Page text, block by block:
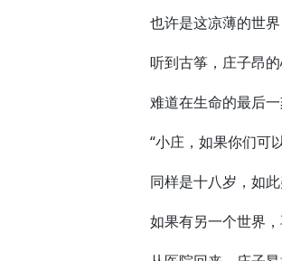
也许是这凉薄的世界
听到古筝，庄子昂的
难道在生命的最后一
“小庄，如果你们可以
同样是十八岁，如此
如果有另一个世界，